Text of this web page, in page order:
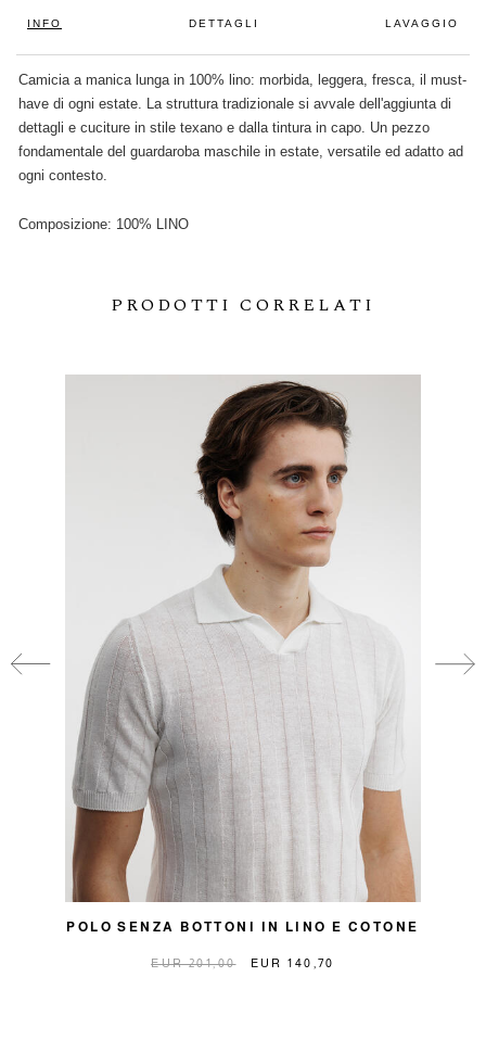
INFO DETTAGLI LAVAGGIO
Camicia a manica lunga in 100% lino: morbida, leggera, fresca, il must-
have di ogni estate. La struttura tradizionale si avvale dell'aggiunta di
dettagli e cuciture in stile texano e dalla tintura in capo. Un pezzo
fondamentale del guardaroba maschile in estate, versatile ed adatto ad
ogni contesto.
Composizione: 100% LINO
PRODOTTI CORRELATI
POLO SENZA BOTTONI IN LINO E COTONE
EUR 201,00 EUR 140,70